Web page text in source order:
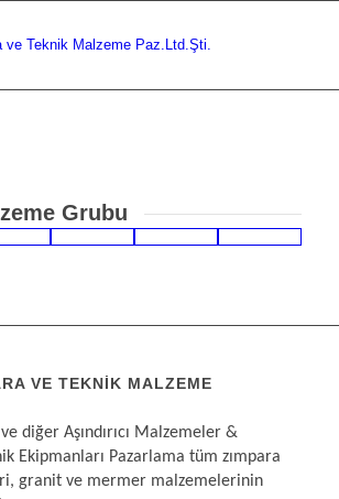
Grubu
VE TEKNIK MALZEME
ve diğer Aşındırıcı Malzemeler &
Ekipmanları Pazarlama tüm zımpara
granit ve mermer malzemelerinin